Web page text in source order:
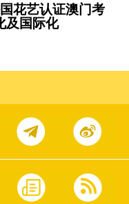
花艺认证澳门考
及国际化